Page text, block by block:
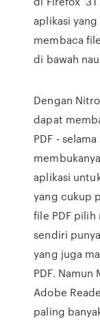
aplikasi
membaca
di bawah
Dengan
dapat
PDF -
aplikasi
yang cukup
file PDF pilih
sendiri
yang juga
PDF.
Adobe
paling